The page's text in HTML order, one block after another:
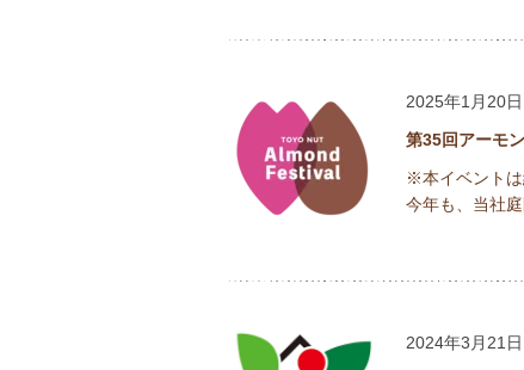
2025年1月20日
第35回アーモ
※本イベントは
今年も、当社
2024年3月21日